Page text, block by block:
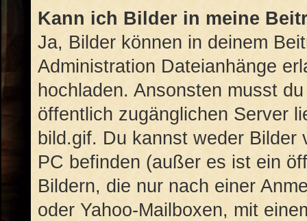
Kann ich Bilder in meine
Ja, Bilder können in deinem
Administration Dateianhänge
hochladen. Ansonsten musst
öffentlich zugänglichen Server
bild.gif. Du kannst weder
PC befinden (außer es ist ein
Bildern, die nur nach einer
oder Yahoo-Mailboxen, mit